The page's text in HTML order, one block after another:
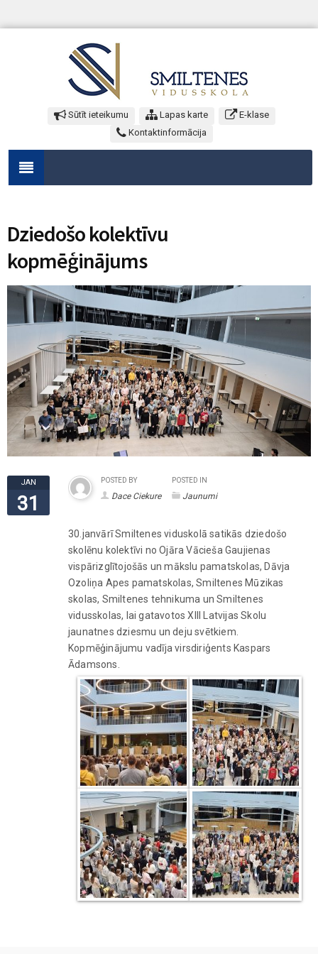
Sūtīt ieteikumu Lapas karte
E-klase
Kontaktinformācija
Dziedošo kolektīvu
kopmēģinājums
JAN
31
POSTED BY
Dace Ciekure
POSTED IN
Jaunumi
30.janvārī Smiltenes viduskolā satikās dziedošo
skolēnu kolektīvi no Ojāra Vācieša Gaujienas
vispārizglītojošās un mākslu pamatskolas, Dāvja
Ozoliņa Apes pamatskolas, Smiltenes Mūzikas
skolas, Smiltenes tehnikuma un Smiltenes
vidusskolas, lai gatavotos XIII Latvijas Skolu
jaunatnes dziesmu un deju svētkiem.
Kopmēģinājumu vadīja virsdiriģents Kaspars
Ādamsons.